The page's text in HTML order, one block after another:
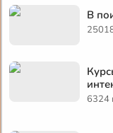
В
6324